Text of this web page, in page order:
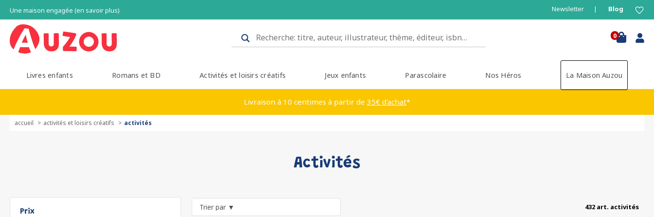
Une maison engagée (en savoir plus) Newsletter Blog
0
Livres enfants Romans et BD Activités et loisirs créatifs Jeux enfants Parascolaire Nos Héros La Maison Auzou
Livraison à 10 centimes à partir de 35€ d'achat*
accueil activités et loisirs créatifs activités
Activités
Prix
432 art. activités